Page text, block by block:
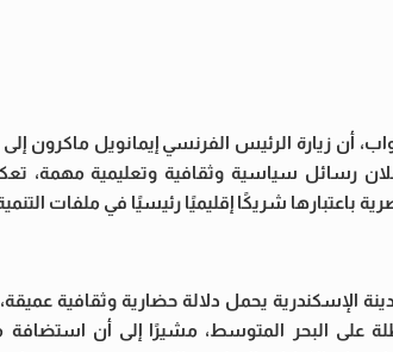
أن زيارة الرئيس الفرنسي إيمانويل ماكرون
رسائل سياسية وثقافية وتعليمية مهمة،
باعتبارها شريكًا إقليميًا رئيسيًا في ملفات
الإسكندرية يحمل دلالة حضارية وثقافية عميقة،
على البحر المتوسط، مشيرًا إلى أن